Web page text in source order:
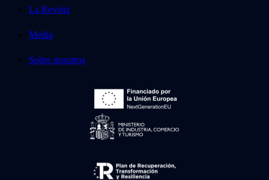
La Revista
Media
Sobre nosotros